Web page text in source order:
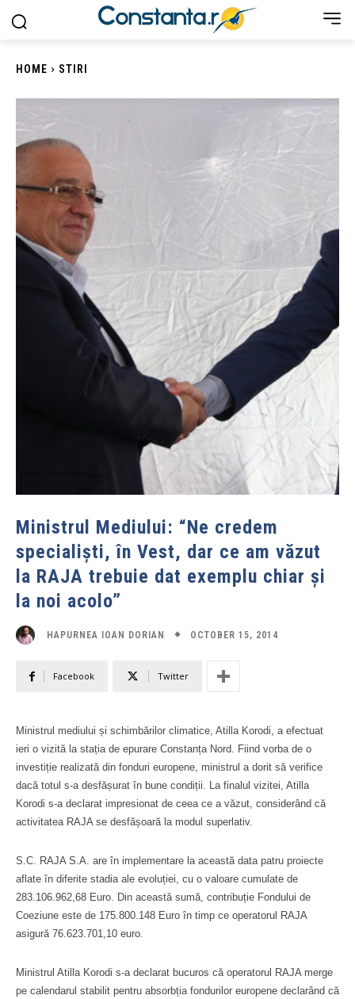
HOME STIRI
Ministrul Mediului: “Ne credem
specialiști, în Vest, dar ce am văzut
la RAJA trebuie dat exemplu chiar și
la noi acolo”
HAPURNEA IOAN DORIAN OCTOBER 15, 2014
Facebook Twitter
Ministrul mediului și schimbărilor climatice, Atilla Korodi, a efectuat
ieri o vizită la stația de epurare Constanța Nord. Fiind vorba de o
investiție realizată din fonduri europene, ministrul a dorit să verifice
dacă totul s-a desfășurat în bune condiții. La finalul vizitei, Atilla
Korodi s-a declarat impresionat de ceea ce a văzut, considerând că
activitatea RAJA se desfășoară la modul superlativ.
S.C. RAJA S.A. are în implementare la această data patru proiecte
aflate în diferite stadia ale evoluției, cu o valoare cumulate de
283.106.962,68 Euro. Din această sumă, contribuție Fondului de
Coeziune este de 175.800.148 Euro în timp ce operatorul RAJA
asigură 76.623.701,10 euro.
Ministrul Atilla Korodi s-a declarat bucuros că operatorul RAJA merge
pe calendarul stabilit pentru absorbția fondurilor europene declarând că